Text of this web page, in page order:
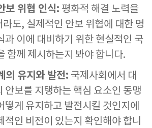
보 위협 인식: 평화적 해결 노력을
라도, 실제적인 안보 위협에 대한 명
과 이에 대비하기 위한 현실적인 국
함께 제시하는지 봐야 합니다.
의 유지와 발전: 국제사회에서 대
안보를 지탱하는 핵심 요소인 동맹
떻게 유지하고 발전시킬 것인지에
적인 비전이 있는지 확인해야 합니